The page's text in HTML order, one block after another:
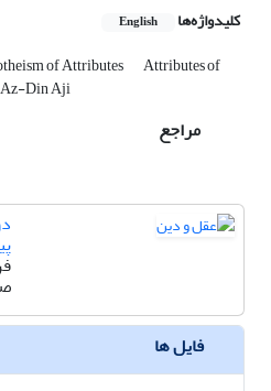
کلیدواژه‌ها English
of Attributes Attributes of
Az-Din Aji
مراجع
فایل ها